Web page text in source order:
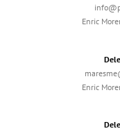
Enric
Enric